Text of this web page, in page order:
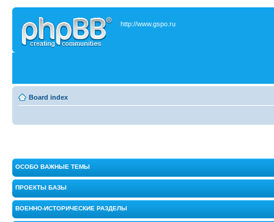
http://www.gspo.ru
Board index
ОСОБО ВАЖНЫЕ ТЕМЫ
ПРОЕКТЫ БАЗЫ
ВОЕННО-ИСТОРИЧЕСКИЕ РАЗДЕЛЫ